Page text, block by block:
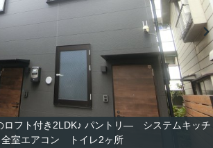
ロフト付き2LDK♪ パントリ― システムキッチ
室エアコン トイレ2ヶ所